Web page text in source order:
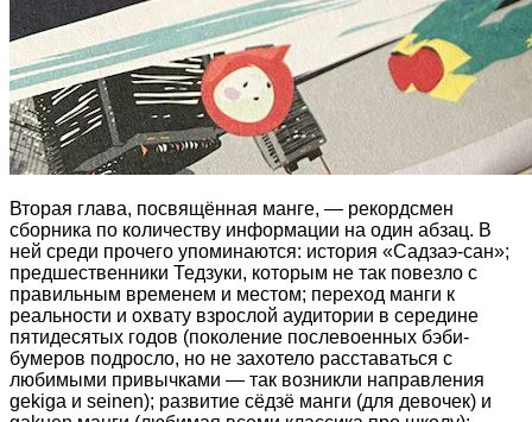
Вторая глава, посвящённая манге, — рекордсмен
сборника по количеству информации на один абзац. В
ней среди прочего упоминаются: история «Садзаэ-сан»;
предшественники Тедзуки, которым не так повезло с
правильным временем и местом; переход манги к
реальности и охвату взрослой аудитории в середине
пятидесятых годов (поколение послевоенных бэби-
бумеров подросло, но не захотело расставаться с
любимыми привычками — так возникли направления
gekiga и seinen); развитие сёдзё манги (для девочек) и